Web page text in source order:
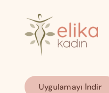
Uygulamayı İndir